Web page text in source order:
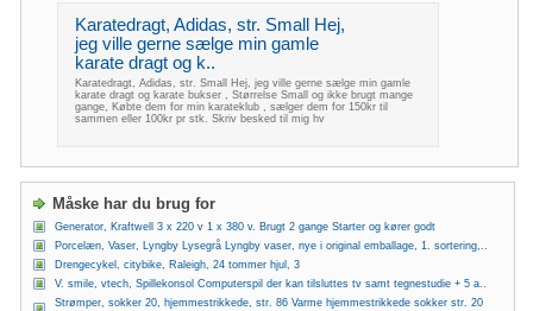
Karatedragt, Adidas, str. Small Hej,
jeg ville gerne sælge min gamle
karate dragt og k..
Karatedragt, Adidas, str. Small Hej, jeg ville gerne sælge min gamle
karate dragt og karate bukser , Størrelse Small og ikke brugt mange
gange, Købte dem for min karateklub , sælger dem for 150kr til
sammen eller 100kr pr stk. Skriv besked til mig hv
Måske har du brug for
Generator, Kraftwell 3 x 220 v 1 x 380 v. Brugt 2 gange Starter og kører godt
Porcelæn, Vaser, Lyngby Lysegrå Lyngby vaser, nye i original emballage, 1. sortering,..
Drengecykel, citybike, Raleigh, 24 tommer hjul, 3
V. smile, vtech, Spillekonsol Computerspil der kan tilsluttes tv samt tegnestudie + 5 a..
Strømper, sokker 20, hjemmestrikkede, str. 86 Varme hjemmestrikkede sokker str. 20